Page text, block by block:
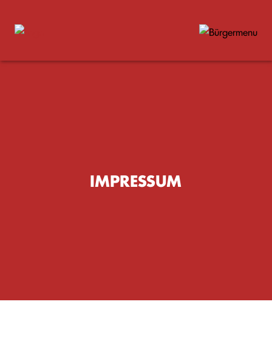
IMPRESSUM